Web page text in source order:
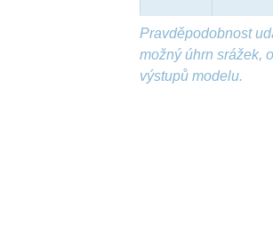
Pravděpodobnost
možný úhrn srážek,
výstupů modelu.